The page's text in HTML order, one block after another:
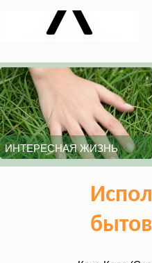
ИНТЕРЕСНАЯ ЖИЗНЬ